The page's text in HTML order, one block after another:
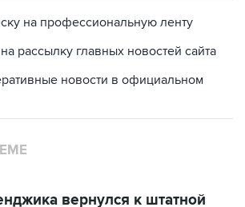
на профессиональную ленту
рассылку главных новостей сайта
новости в официальном
вернулся к штатной